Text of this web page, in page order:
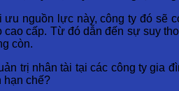
nguồn lực này, công ty đó sẽ
cấp. Từ đó dẫn đến sự suy
còn.
trị nhân tài tại các công ty gia
hạn chế?